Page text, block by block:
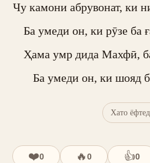
Чу камони абрувонат, ки
Ба умеди он, ки рӯзе ба
Ҳама умр дида Махфӣ,
Ба умеди он, ки шояд
Хато
❤️0 🔥0 👍0